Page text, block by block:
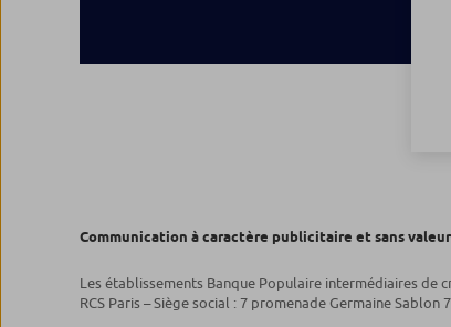
Communication à caractère publicitaire et sans
Les établissements Banque Populaire intermédiaires de
RCS Paris – Siège social : 7 promenade Germaine